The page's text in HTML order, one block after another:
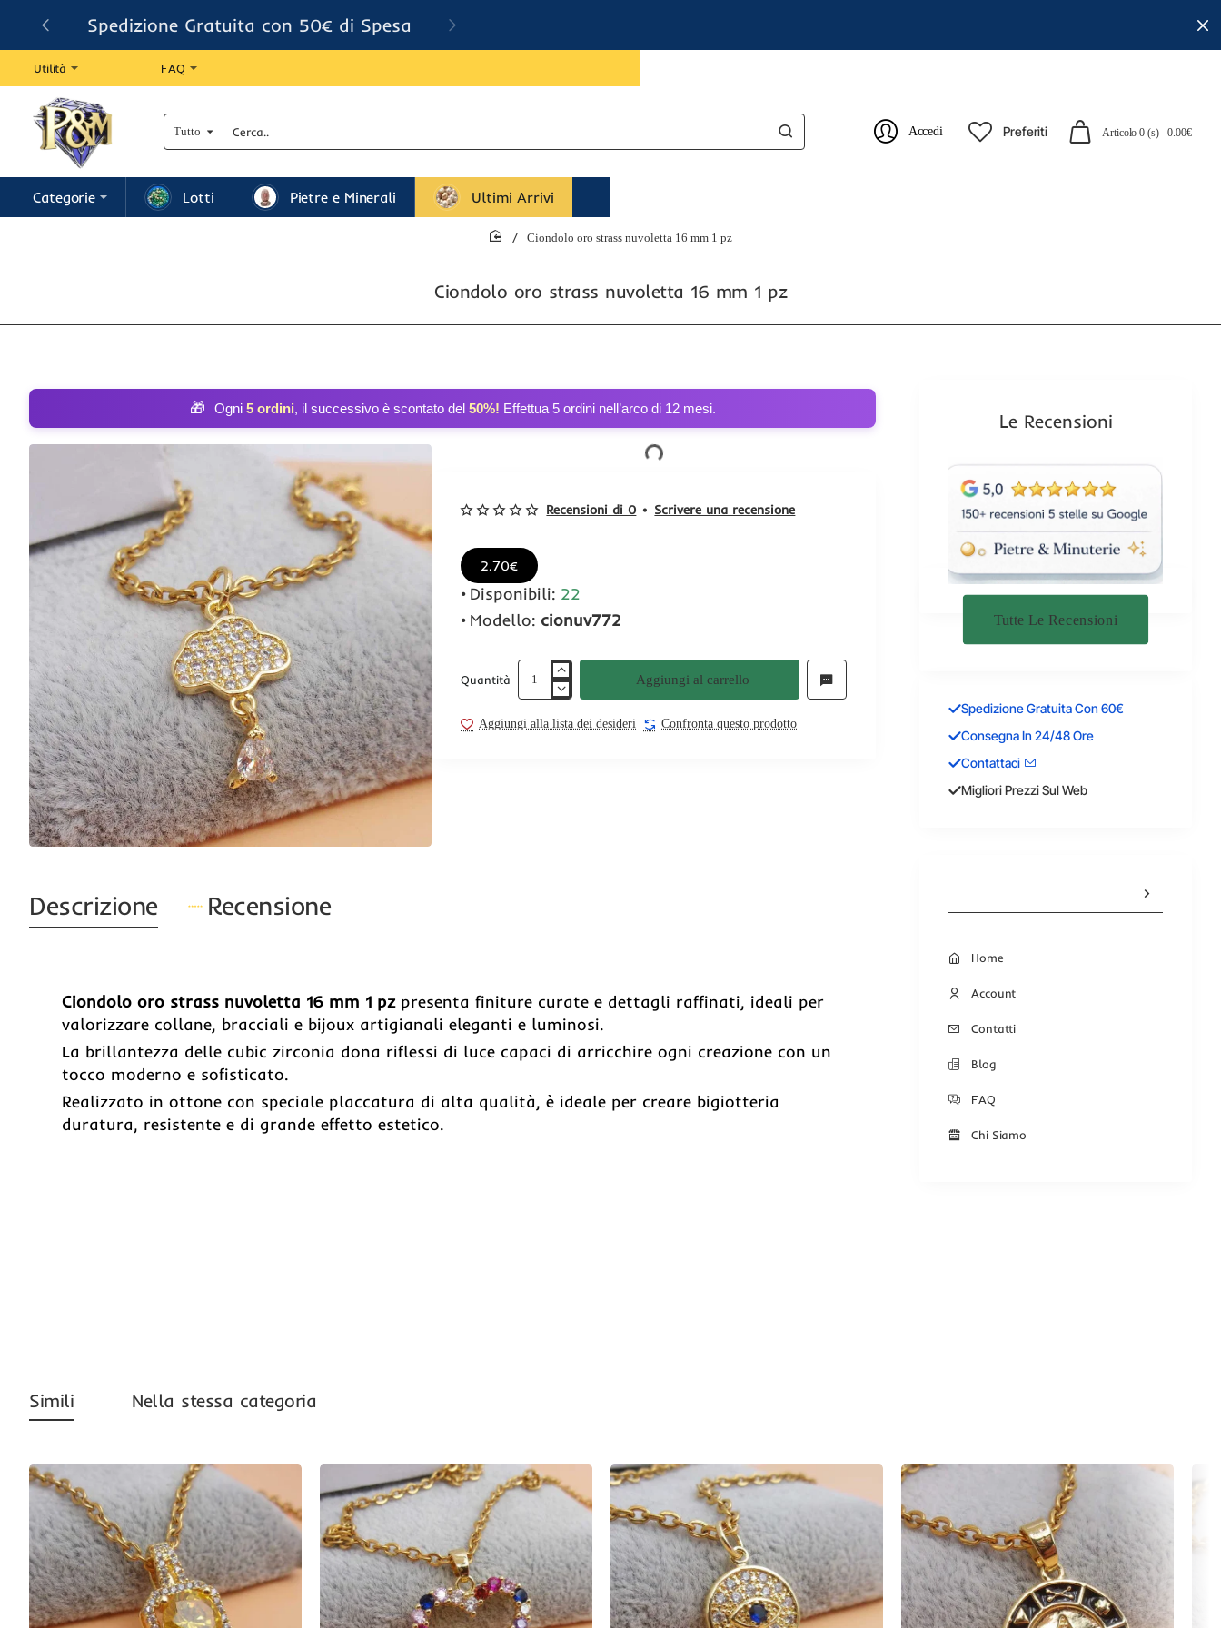
Spedizione Gratuita con 50€ di Spesa
Utilità FAQ
Tutto
Cerca.. Accedi Preferiti Articolo 0 (s) - 0.00€
Categorie Lotti Pietre e Minerali Ultimi Arrivi
Ciondolo oro strass nuvoletta 16 mm 1 pz
Ciondolo oro strass nuvoletta 16 mm 1 pz
🎁 Ogni 5 ordini, il successivo è scontato del 50%! Effettua 5 ordini nell’arco di 12 mesi.
Recensioni di 0 • Scrivere una recensione
2.70€
Disponibili: 22
Modello: cionuv772
Quantità Aggiungi al carrello
Aggiungi alla lista dei desideri Confronta questo prodotto
Descrizione Recensione
Ciondolo oro strass nuvoletta 16 mm 1 pzpresenta finiture curate e dettagli raffinati, ideali per
valorizzare collane, bracciali e bijoux artigianali eleganti e luminosi.
La brillantezza delle cubic zirconia dona riflessi di luce capaci di arricchire ogni creazione con un
tocco moderno e sofisticato.
Realizzato in ottone con speciale placcatura di alta qualità, è ideale per creare bigiotteria
duratura, resistente e di grande effetto estetico.
Le Recensioni
Tutte Le Recensioni
Spedizione Gratuita Con 60€
Consegna In 24/48 Ore
Contattaci
Migliori Prezzi Sul Web
Home
Account
Contatti
Blog
FAQ
Chi Siamo
Simili Nella stessa categoria